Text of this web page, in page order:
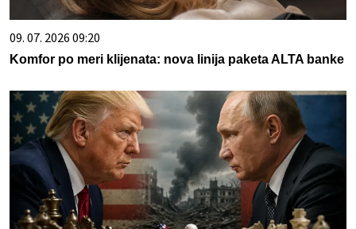
09. 07. 2026 09:20
Komfor po meri klijenata: nova linija paketa ALTA banke